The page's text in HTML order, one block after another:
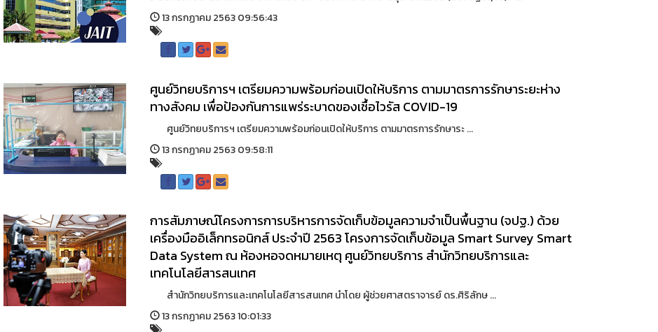
13 กรกฏาคม 2563 09:56:43
ศูนย์วิทยบริการฯ เตรียมความพร้อมก่อนเปิดให้บริการ ตามมาตรการรักษาระยะห่าง
ทางสังคม เพื่อป้องกันการแพร่ระบาดของเชื้อไวรัส COVID-19
ศูนย์วิทยบริการฯ เตรียมความพร้อมก่อนเปิดให้บริการ ตามมาตรการรักษาระ ...
13 กรกฏาคม 2563 09:58:11
การสัมภาษณ์โครงการการบริหารการจัดเก็บข้อมูลความจำเป็นพื้นฐาน (จปฐ.) ด้วย
เครื่องมืออิเล็กทรอนิกส์ ประจำปี 2563 โครงการจัดเก็บข้อมูล Smart Survey Smart
Data System ณ ห้องหอจดหมายเหตุ ศูนย์วิทยบริการ สำนักวิทยบริการและ
เทคโนโลยีสารสนเทศ
สำนักวิทยบริการและเทคโนโลยีสารสนเทศ นำโดย ผู้ช่วยศาสตราจารย์ ดร.ศิริลักษ ...
13 กรกฏาคม 2563 10:01:33